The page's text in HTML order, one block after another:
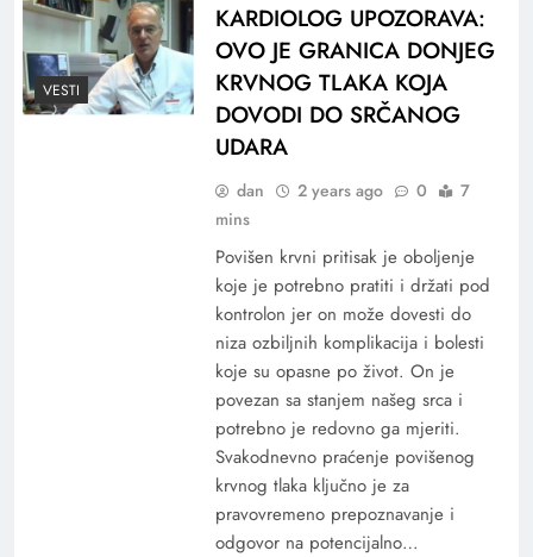
VESTI
KARDIOLOG UPOZORAVA:
OVO JE GRANICA DONJEG
KRVNOG TLAKA KOJA
DOVODI DO SRČANOG
UDARA
dan 2 years ago 0
7
mins
Povišen krvni pritisak je oboljenje
koje je potrebno pratiti i držati pod
kontrolon jer on može dovesti do
niza ozbiljnih komplikacija i bolesti
koje su opasne po život. On je
povezan sa stanjem našeg srca i
potrebno je redovno ga mjeriti.
Svakodnevno praćenje povišenog
krvnog tlaka ključno je za
pravovremeno prepoznavanje i
odgovor na potencijalno…